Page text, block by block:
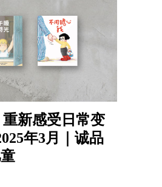
新感受日常变
年3月｜诚品